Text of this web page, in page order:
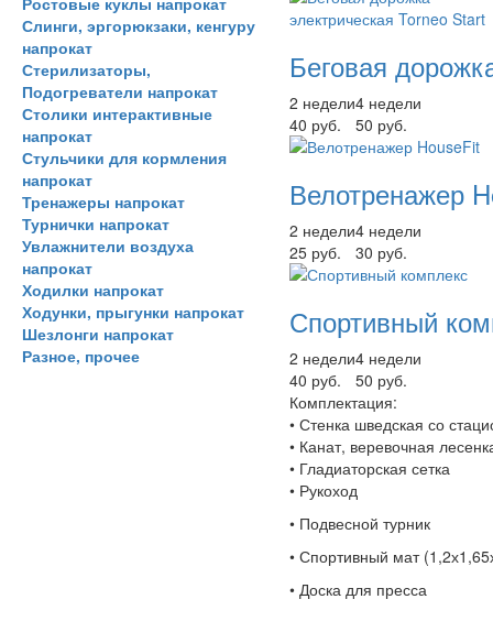
Слинги, эргорюкзаки, кенгуру
напрокат
Стерилизаторы,
Подогреватели напрокат
Столики интерактивные
напрокат
Стульчики для кормления
напрокат
Тренажеры напрокат
Турнички напрокат
Увлажнители воздуха
напрокат
Ходилки напрокат
Ходунки, прыгунки напрокат
Шезлонги напрокат
Разное, прочее
Беговая
2 недели4 недели
40 руб.
50 руб.
Велотренажер
2 недели4 недели
25 руб.
30 руб.
Спортивный
2 недели4 недели
40 руб.
50 руб.
Комплектация:
• Стенка шведская со
• Канат, веревочная
• Гладиаторская сетка
• Рукоход
• Подвесной турник
• Спортивный мат
• Доска для пресса